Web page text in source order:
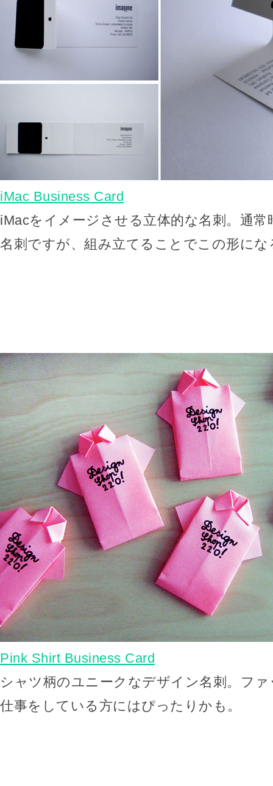
iMac Business Card
iMacをイメージさせる立体的な名刺。通常
名刺ですが、組み立てることでこの形に
Pink Shirt Business Card
シャツ柄のユニークなデザイン名刺。フ
仕事をしている方にはぴったりかも。